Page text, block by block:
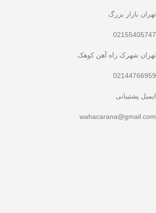
تهران بازار بزرگ
02155405747
تهران شهرک راه آهن کوهک
02144766959
ایمیل پشتیبانی
wahacarana@gmail.com
ویژه صرفاً مختص خریدهای امروز است. برای